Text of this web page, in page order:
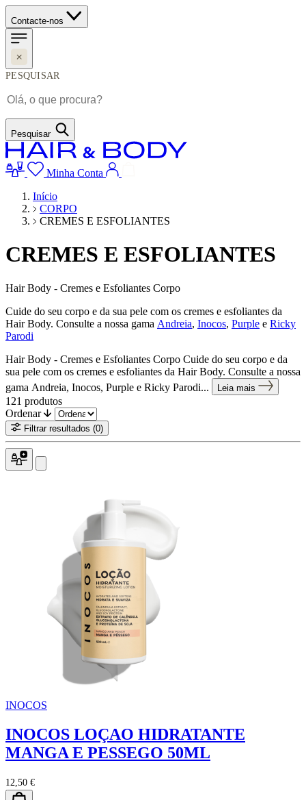
Contacte-nos
PESQUISAR
Pesquisar
Minha Conta
Início
CORPO
CREMES E ESFOLIANTES
CREMES E ESFOLIANTES
Hair Body - Cremes e Esfoliantes Corpo
Cuide do seu corpo e da sua pele com os cremes e esfoliantes da
Hair Body. Consulte a nossa gama Andreia, Inocos, Purple e Ricky
Parodi
Hair Body - Cremes e Esfoliantes Corpo Cuide do seu corpo e da
sua pele com os cremes e esfoliantes da Hair Body. Consulte a nossa
gama Andreia, Inocos, Purple e Ricky Parodi...
Leia mais
121 produtos
Ordenar
Filtrar resultados (0)
INOCOS
INOCOS LOÇAO HIDRATANTE
MANGA E PESSEGO 50ML
12,50 €